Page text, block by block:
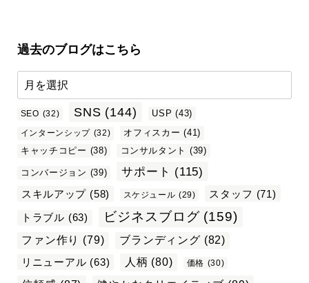
過去のブログはこちら
SEO (32) SNS (144) USP (43)
インターンシップ (32) オフィスカー (41)
キャッチコピー (38) コンサルタント (39)
コンバージョン (39) サポート (115)
スキルアップ (58) スケジュール (29) スタッフ (71)
トラブル (63) ビジネスブログ (159)
ファン作り (79) ブランディング (82)
リニューアル (63) 人柄 (80) 価格 (30)